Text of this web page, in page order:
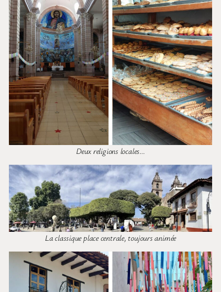
Deux religions locales…
La classique place centrale, toujours animée